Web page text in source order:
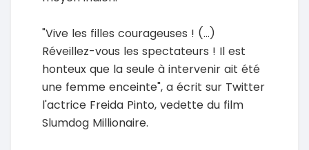
"Vive les filles courageuses ! (...)
Réveillez-vous les spectateurs ! Il est
honteux que la seule à intervenir ait été
une femme enceinte", a écrit sur Twitter
l'actrice Freida Pinto, vedette du film
Slumdog Millionaire.